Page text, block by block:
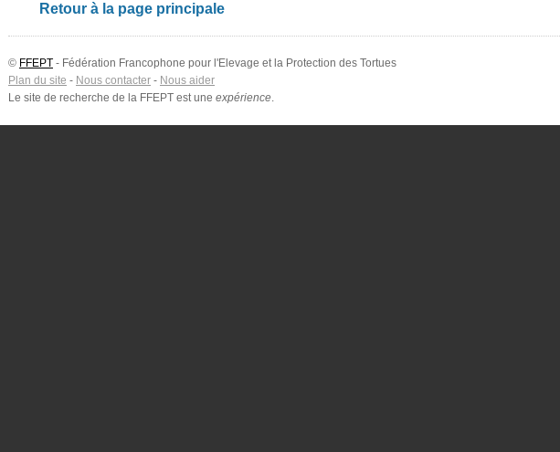
Retour à la page principale
© FFEPT - Fédération Francophone pour l'Elevage et la Protection des Tortues
Plan du site - Nous contacter - Nous aider
Le site de recherche de la FFEPT est une expérience.